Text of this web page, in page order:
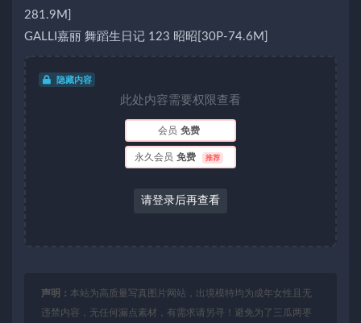
281.9M]
GALLI嘉丽 舞蹈生日记 123 昭昭[30P-74.6M]
隐藏内容
此处内容需要权限查看
会员 免费
永久会员 免费 推荐
请登录后再查看
声明： 本站为高质量写真图片网站，出境模特均为成年女性且无
违禁内容，无任何漏点素材，有需求请另寻！避免为了三瓜两枣